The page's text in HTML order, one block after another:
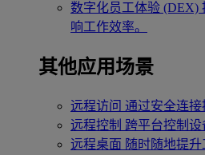
数字化员工体验 (DEX)
响工作效率。
其他应用场景
远程访问 通过安全连
远程控制 跨平台控制设
远程桌面 随时随地提